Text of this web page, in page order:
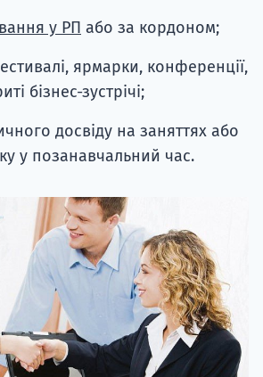
у РП або за кордоном;
ярмарки, конференції,
бізнес-зустрічі;
досвіду на заняттях або
у позанавчальний час.